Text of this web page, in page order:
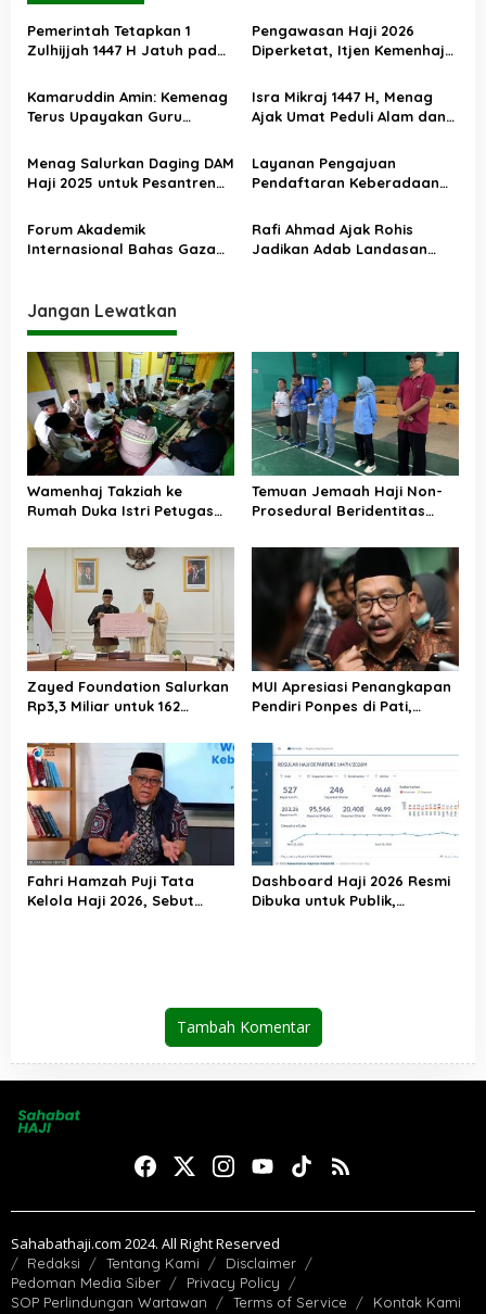
s
i
p
o
s
Pemerintah Tetapkan 1
Zulhijjah 1447 H Jatuh pada
Pengawasan Haji 2026
Diperketat, Itjen Kemenhaj
Kemenag
Kamaruddin Amin: Kemenag
Terus Upayakan Guru
Diangkat PPPK
Isra Mikraj 1447 H, Menag
Ajak Umat Peduli Alam dan
Menag Salurkan Daging DAM
Haji 2025 untuk Pesantren
Layanan Pengajuan
Pendaftaran Keberadaan
Januari 2026
Forum Akademik
Internasional Bahas Gaza
Rafi Ahmad Ajak Rohis
Jadikan Adab Landasan
Jangan Lewatkan
Wamenhaj Takziah ke
Rumah Duka Istri Petugas
Penghormatan atas
Amanah yang Tetap
Ditunaikan
Temuan Jemaah Haji Non-
Prosedural Beridentitas
Kami Tunggu Arahan Pusat
Zayed Foundation Salurkan
Rp3,3 Miliar untuk 162
Perkuat Kerja Sama Haji RI–
UEA
MUI Apresiasi Penangkapan
Pendiri Ponpes di Pati,
bagi Perusak Akhlak
Pesantren
Fahri Hamzah Puji Tata
Kelola Haji 2026, Sebut
Dashboard Haji 2026 Resmi
Dibuka untuk Publik,
Tambah Komentar
Sahabathaji.com 2024. All Right Reserved
Redaksi Tentang Kami
Disclaimer
Pedoman Media Siber
Privacy Policy
SOP Perlindungan Wartawan
Terms of Service Kontak Kami